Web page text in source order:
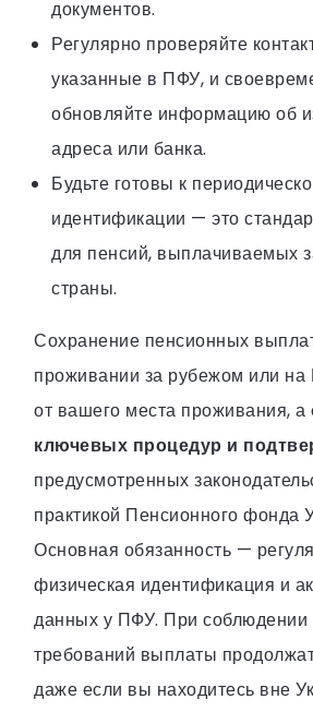
документов.
Регулярно проверяйте
указанные в ПФУ, и
обновляйте информацию об
адреса или банка.
Будьте готовы к
идентификации — это
для пенсий, выплачиваемых
страны.
Сохранение пенсионных
проживании за рубежом или на
от вашего места проживания, а
ключевых процедур и
предусмотренных
практикой Пенсионного фонда
Основная обязанность —
физическая идентификация и
данных у ПФУ. При соблюдении
требований выплаты
даже если вы находитесь вне